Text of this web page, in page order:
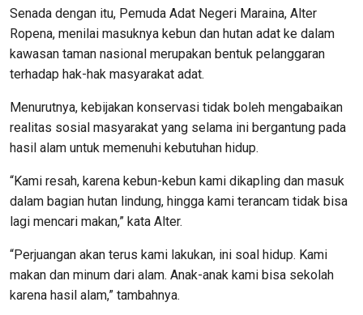
Senada dengan itu, Pemuda Adat Negeri Maraina, Alter
Ropena, menilai masuknya kebun dan hutan adat ke dalam
kawasan taman nasional merupakan bentuk pelanggaran
terhadap hak-hak masyarakat adat.
Menurutnya, kebijakan konservasi tidak boleh mengabaikan
realitas sosial masyarakat yang selama ini bergantung pada
hasil alam untuk memenuhi kebutuhan hidup.
“Kami resah, karena kebun-kebun kami dikapling dan masuk
dalam bagian hutan lindung, hingga kami terancam tidak bisa
lagi mencari makan,” kata Alter.
“Perjuangan akan terus kami lakukan, ini soal hidup. Kami
makan dan minum dari alam. Anak-anak kami bisa sekolah
karena hasil alam,” tambahnya.